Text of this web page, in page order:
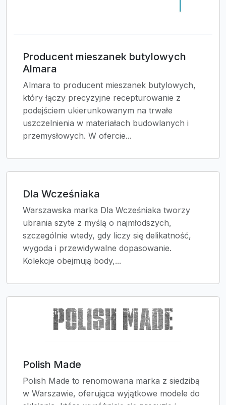
Producent mieszanek butylowych
Almara
Almara to producent mieszanek butylowych,
który łączy precyzyjne recepturowanie z
podejściem ukierunkowanym na trwałe
uszczelnienia w materiałach budowlanych i
przemysłowych. W ofercie...
Dla Wcześniaka
Warszawska marka Dla Wcześniaka tworzy
ubrania szyte z myślą o najmłodszych,
szczególnie wtedy, gdy liczy się delikatność,
wygoda i przewidywalne dopasowanie.
Kolekcje obejmują body,...
Polish Made
Polish Made to renomowana marka z siedzibą
w Warszawie, oferująca wyjątkowe modele do